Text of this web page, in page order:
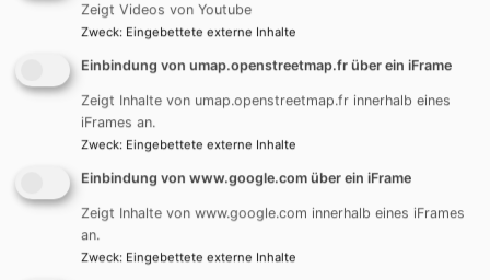
✅ 12 Stunden pro Woche
✅ Flexible Arbeitszeiten
✅ Abwechslungsreiche Aufgaben
✅ Tolles Team
Jetzt bewerben und Gemeinde aktiv mitgestalten!
Weiterlesen
Zeigt Videos von Youtube
Zweck: Eingebettete externe Inhalte
Einbindung von umap.openstreetmap.fr über ein iFrame
Zeigt Inhalte von umap.openstreetmap.fr innerhalb eines
iFrames an.
Zweck: Eingebettete externe Inhalte
Einbindung von www.google.com über ein iFrame
Zeigt Inhalte von www.google.com innerhalb eines iFrames
an.
Zweck: Eingebettete externe Inhalte